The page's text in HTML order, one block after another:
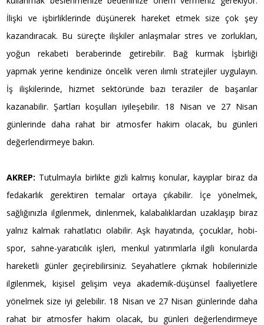
İlişki ve işbirliklerinde düşünerek hareket etmek size çok şey
kazandıracak. Bu süreçte ilişkiler anlaşmalar stres ve zorlukları,
yoğun rekabeti beraberinde getirebilir. Bağ kurmak İşbirliği
yapmak yerine kendinize öncelik veren ılımlı stratejiler uygulayın.
İş ilişkilerinde, hizmet sektöründe bazı teraziler de başarılar
kazanabilir. Şartları koşulları iyileşebilir. 18 Nisan ve 27 Nisan
günlerinde daha rahat bir atmosfer hakim olacak, bu günleri
değerlendirmeye bakın.
AKREP: Tutulmayla birlikte gizli kalmış konular, kayıplar biraz da
fedakarlık gerektiren temalar ortaya çıkabilir. İçe yönelmek,
sağlığınızla ilgilenmek, dinlenmek, kalabalıklardan uzaklaşıp biraz
yalnız kalmak rahatlatıcı olabilir. Aşk hayatında, çocuklar, hobi-
spor, sahne-yaratıcılık işleri, menkul yatırımlarla ilgili konularda
hareketli günler geçirebilirsiniz. Seyahatlere çıkmak hobilerinizle
ilgilenmek, kişisel gelişim veya akademik-düşünsel faaliyetlere
yönelmek size iyi gelebilir. 18 Nisan ve 27 Nisan günlerinde daha
rahat bir atmosfer hakim olacak, bu günleri değerlendirmeye